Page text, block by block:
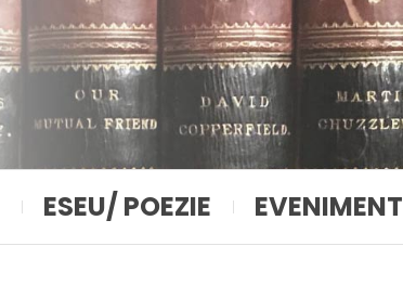
ESEU/ POEZIE EVENIMENT